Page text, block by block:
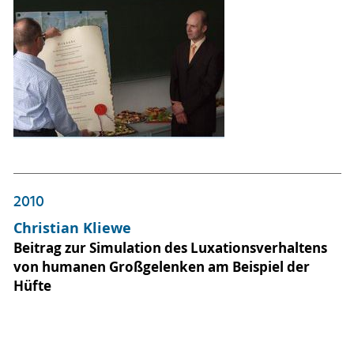
2010
Christian Kliewe
Beitrag zur Simulation des Luxationsverhaltens
von humanen Großgelenken am Beispiel der
Hüfte